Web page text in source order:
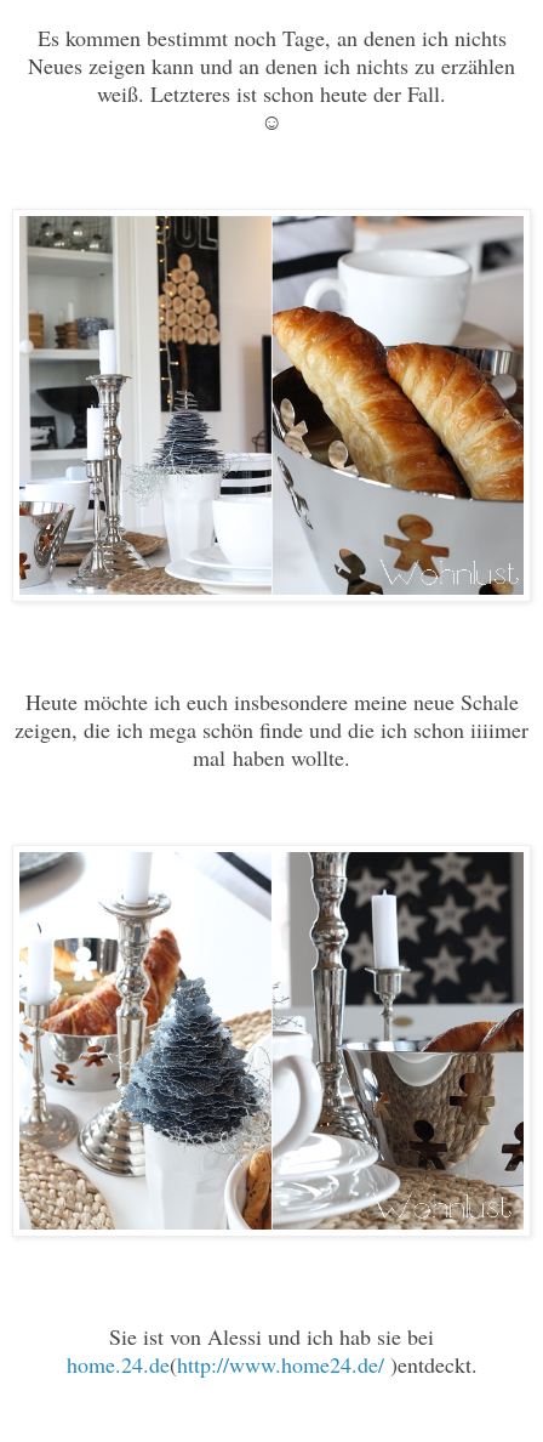
Es kommen bestimmt noch Tage, an denen ich nichts
Neues zeigen kann und an denen ich nichts zu erzählen
weiß. Letzteres ist schon heute der Fall.
☺
Heute möchte ich euch insbesondere meine neue Schale
zeigen, die ich mega schön finde und die ich schon iiiimer
mal haben wollte.
Sie ist von Alessi und ich hab sie bei
home.24.de(http://www.home24.de/)entdeckt.